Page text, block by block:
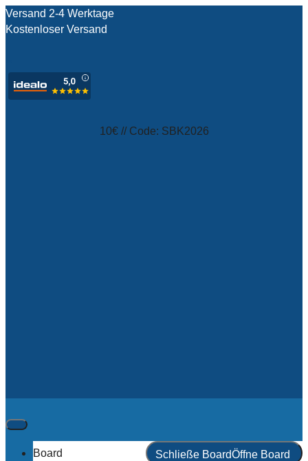
Versand 2-4 Werktage
Kostenloser Versand
10€ // Code: SBK2026
Board Schließe BoardÖffne Board